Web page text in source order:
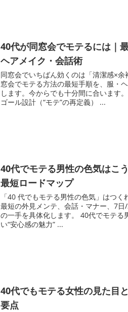
40代が同窓会でモテるには｜
ヘアメイク・会話術
同窓会でいちばん効くのは「清潔感×
窓会でモテる方法の最短手順を、服・
します。今からでも十分間に合います
ゴール設計（“モテ”の再定義） ...
40代でモテる男性の色気はこ
最短ロードマップ
「40 代でもモテる男性の色気」はつく
最短の外見メンテ、会話・マナー、7
の一手を具体化します。 40代でモテる
い“安心感の魅力” ...
40代でもモテる女性の見た目
要点